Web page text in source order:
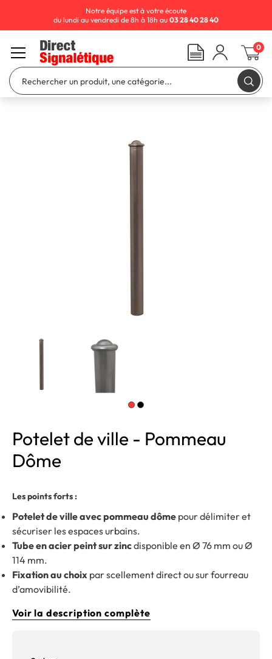
Potelet de ville - Pommeau
Dôme
Les points forts :
Potelet de ville avec pommeau dôme pour délimiter et
sécuriser les espaces urbains.
Tube en acier peint sur zincdisponible en Ø 76 mm ou Ø
114 mm.
Fixation au choix par scellement direct ou sur fourreau
d’amovibilité.
Voir la description complète
Notre équipe est à votre écoute
du lundi au vendredi de 8h à 18h au 03 28 40 28 40
0